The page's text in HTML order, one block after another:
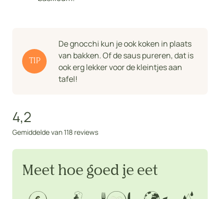
TIP
De gnocchi kun je ook koken in plaats
van bakken. Of de saus pureren, dat is
ook erg lekker voor de kleintjes aan
tafel!
4,2
Gemiddelde van 118 reviews
Meet hoe goed je eet